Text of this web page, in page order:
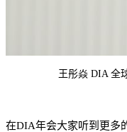
王彤焱 DIA 全
在DIA年会大家听到更多